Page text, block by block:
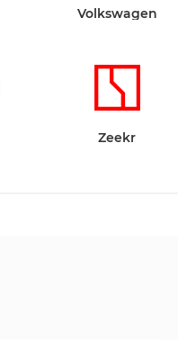
Volkswagen
Zeekr